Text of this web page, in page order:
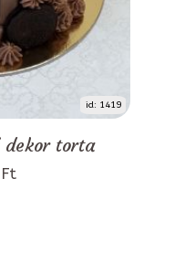
id: 1419
dekor torta